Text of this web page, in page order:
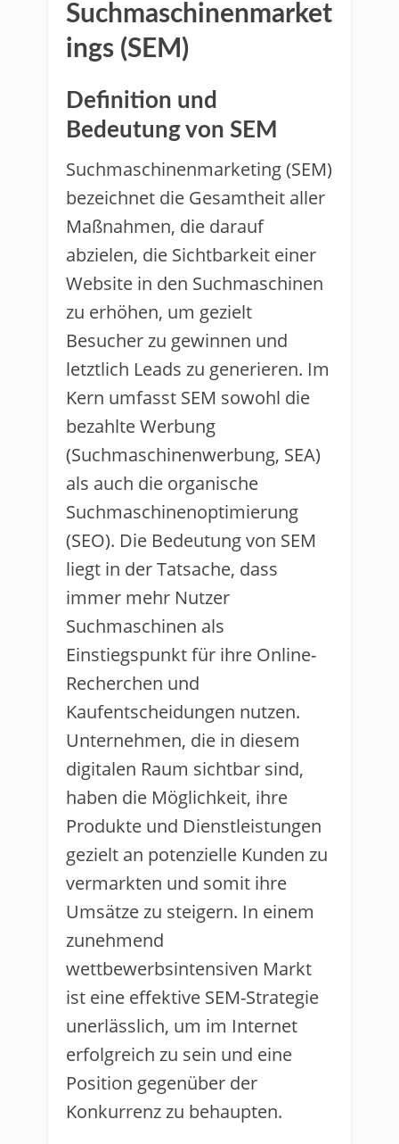
Suchmaschinenmarket
ings (SEM)
Definition und
Bedeutung von SEM
Suchmaschinenmarketing (SEM)
bezeichnet die Gesamtheit aller
Maßnahmen, die darauf
abzielen, die Sichtbarkeit einer
Website in den Suchmaschinen
zu erhöhen, um gezielt
Besucher zu gewinnen und
letztlich Leads zu generieren. Im
Kern umfasst SEM sowohl die
bezahlte Werbung
(Suchmaschinenwerbung, SEA)
als auch die organische
Suchmaschinenoptimierung
(SEO). Die Bedeutung von SEM
liegt in der Tatsache, dass
immer mehr Nutzer
Suchmaschinen als
Einstiegspunkt für ihre Online-
Recherchen und
Kaufentscheidungen nutzen.
Unternehmen, die in diesem
digitalen Raum sichtbar sind,
haben die Möglichkeit, ihre
Produkte und Dienstleistungen
gezielt an potenzielle Kunden zu
vermarkten und somit ihre
Umsätze zu steigern. In einem
zunehmend
wettbewerbsintensiven Markt
ist eine effektive SEM-Strategie
unerlässlich, um im Internet
erfolgreich zu sein und eine
Position gegenüber der
Konkurrenz zu behaupten.